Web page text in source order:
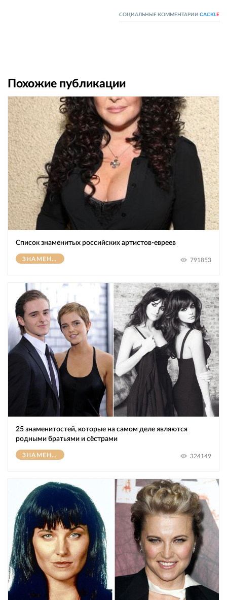
СОЦИАЛЬНЫЕ КОММЕНТАРИИ CACKL E
Похожие публикации
Список знаменитых российских артистов-евреев
ЗНАМЕНИТОСТИ 791853
25 знаменитостей, которые на самом деле являются
родными братьями и сёстрами
ЗНАМЕНИТОСТИ 324149